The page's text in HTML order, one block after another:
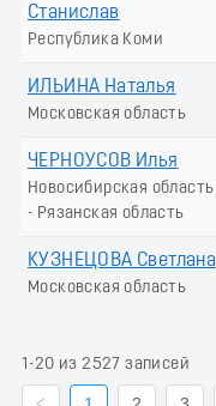
Станислав
Республика Коми
ИЛЬИНА Наталья
Московская область
ЧЕРНОУСОВ Илья
Новосибирская область
- Рязанская область
КУЗНЕЦОВА Светлана
Московская область
1-20 из 2527 записей